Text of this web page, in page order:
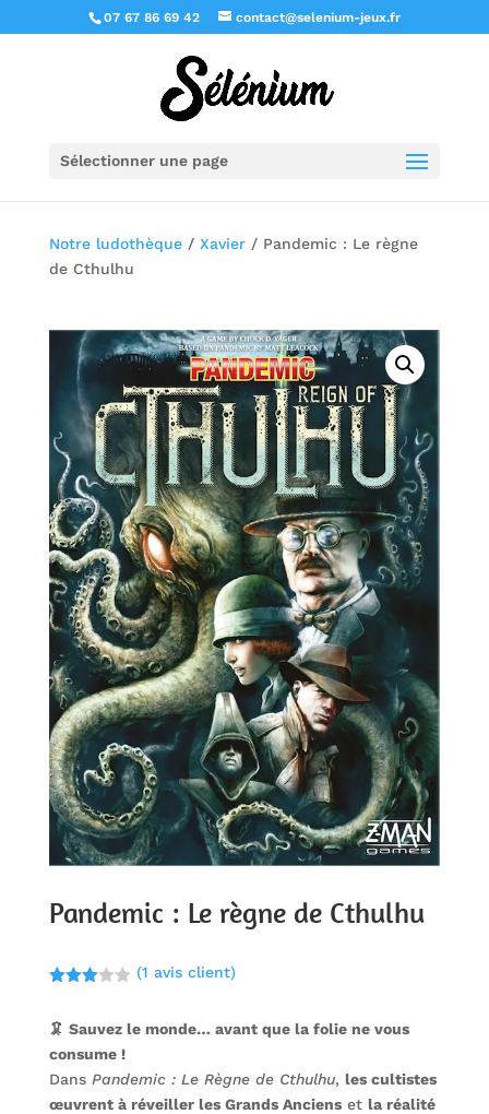
07 67 86 69 42 contact@selenium-jeux.fr
Sélectionner une page
Notre ludothèque/ Xavier/ Pandemic : Le règne
de Cthulhu
Pandemic : Le règne de Cthulhu
sur 5
sur
notatio
n client
(1 avis client)
🦑 Sauvez le monde… avant que la folie ne vous
consume !
Dans Pandemic : Le Règne de Cthulhu, les cultistes
œuvrent à réveiller les Grands Ancienset la réalité